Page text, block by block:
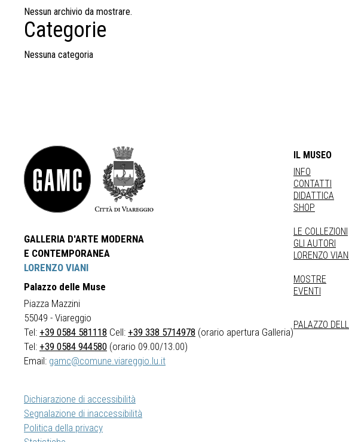
Nessun archivio da mostrare.
Categorie
Nessuna categoria
GALLERIA D'ARTE MODERNA
E CONTEMPORANEA
LORENZO VIANI
Palazzo delle Muse
Piazza Mazzini
55049 - Viareggio
Tel: +39 0584 581118 Cell: +39 338 5714978 (orario apertura Galleria)
Tel: +39 0584 944580 (orario 09.00/13.00)
Email: gamc@comune.viareggio.lu.it
Dichiarazione di accessibilità
Segnalazione di inaccessibilità
Politica della privacy
IL MUSEO
INFO
CONTATTI
DIDATTICA
SHOP
LE COLLEZIONI
GLI AUTORI
LORENZO VIANI
MOSTRE
EVENTI
PALAZZO